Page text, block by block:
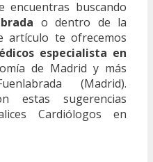
buscando
o dentro de la
artículo te ofrecemos
especialista en
de Madrid y más
(Madrid).
estas sugerencias
Cardiólogos en